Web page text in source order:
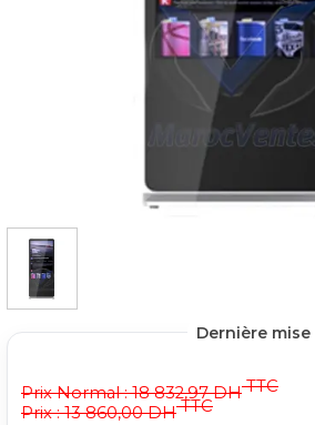
Prix Normal :18 832,97 DHTTC
Prix : 13 860,00 DHTTC
Dernière mise